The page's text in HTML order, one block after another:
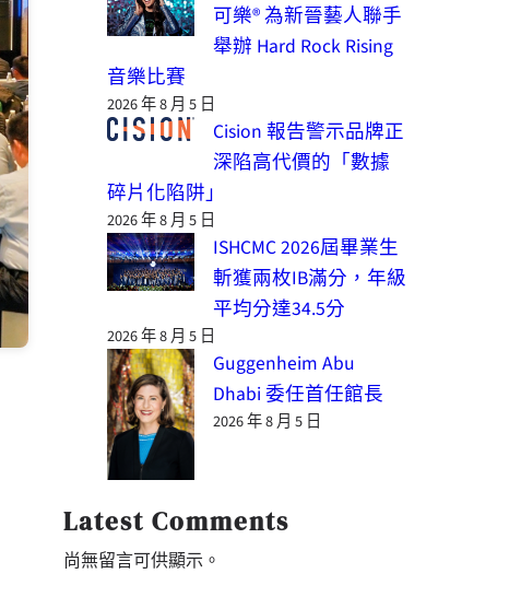
可樂® 為新晉藝人聯手
舉辦 Hard Rock Rising
音樂比賽
2026 年 8 月 5 日
Cision 報告警示品牌正
深陷高代價的「數據
碎片化陷阱」
2026 年 8 月 5 日
ISHCMC 2026屆畢業生
斬獲兩枚IB滿分，年級
平均分達34.5分
2026 年 8 月 5 日
Guggenheim Abu
Dhabi 委任首任館長
2026 年 8 月 5 日
Latest Comments
尚無留言可供顯示。